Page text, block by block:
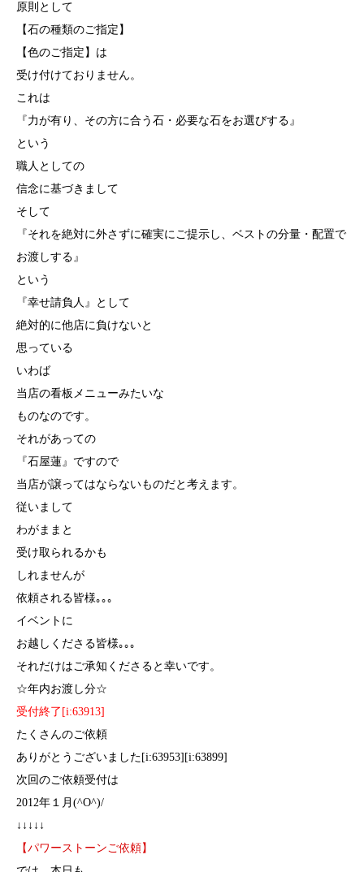
原則として
【石の種類のご指定】
【色のご指定】は
受け付けておりません。
これは
『力が有り、その方に合う石・必要な石をお選びする』
という
職人としての
信念に基づきまして
そして
『それを絶対に外さずに確実にご提示し、ベストの分量・配置で
お渡しする』
という
『幸せ請負人』として
絶対的に他店に負けないと
思っている
いわば
当店の看板メニューみたいな
ものなのです。
それがあっての
『石屋蓮』ですので
当店が譲ってはならないものだと考えます。
従いまして
わがままと
受け取られるかも
しれませんが
依頼される皆様｡｡｡
イベントに
お越しくださる皆様｡｡｡
それだけはご承知くださると幸いです。
☆年内お渡し分☆
受付終了[i:63913]
たくさんのご依頼
ありがとうございました[i:63953][i:63899]
次回のご依頼受付は
2012年１月(^O^)/
↓↓↓↓↓
【パワーストーンご依頼】